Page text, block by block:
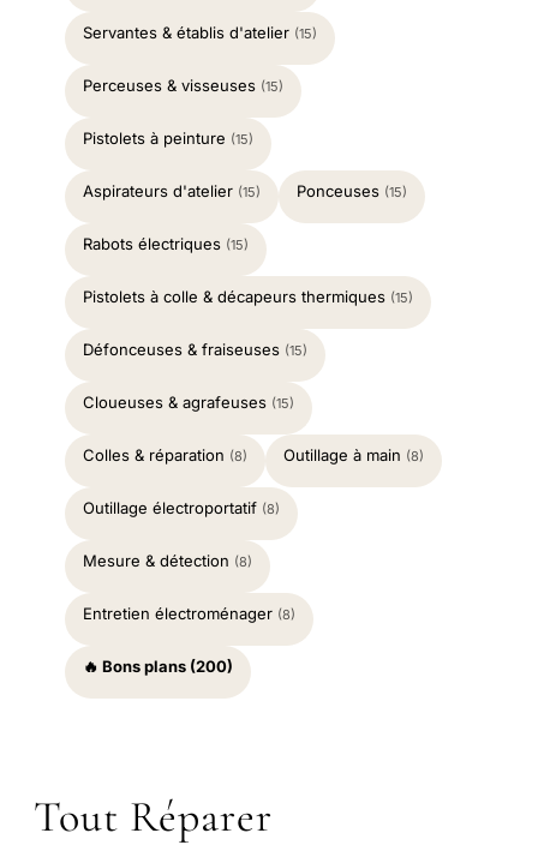
Servantes & établis d'atelier (15)
Perceuses & visseuses (15)
Pistolets à peinture (15)
Aspirateurs d'atelier (15) Ponceuses (15)
Rabots électriques (15)
Pistolets à colle & décapeurs thermiques (15)
Défonceuses & fraiseuses (15)
Cloueuses & agrafeuses (15)
Colles & réparation (8) Outillage à main (8)
Outillage électroportatif (8)
Mesure & détection (8)
Entretien électroménager (8)
🔥 Bons plans (200)
Tout Réparer